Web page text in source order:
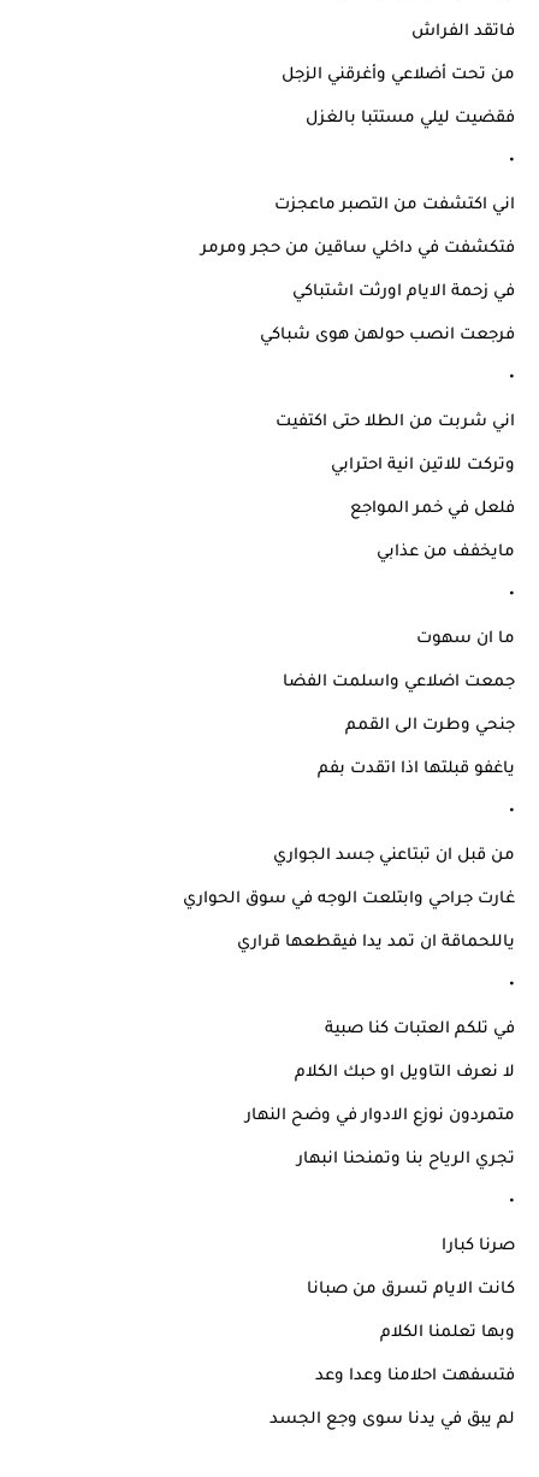
فاتقد الفراش
من تحت أضلاعي وأغرقني الزجل
فقضيت ليلي مستتبا بالغزل
•
اني اكتشفت من التصبر ماعجزت
فتكشفت في داخلي ساقين من حجر ومرمر
في زحمة الايام اورثت اشتباكي
فرجعت انصب حولهن هوى شباكي
•
اني شربت من الطلا حتى اكتفيت
وتركت للاتين انية احترابي
فلعل في خمر المواجع
مايخفف من عذابي
•
ما ان سهوت
جمعت اضلاعي واسلمت الفضا
جنحي وطرت الى القمم
ياغفو قبلتها اذا اتقدت بفم
•
من قبل ان تبتاعني جسد الجواري
غارت جراحي وابتلعت الوجه في سوق الحواري
ياللحماقة ان تمد يدا فيقطعها قراري
•
في تلكم العتبات كنا صبية
لا نعرف التاويل او حبك الكلام
متمردون نوزع الادوار في وضح النهار
تجري الرياح بنا وتمنحنا انبهار
•
صرنا كبارا
كانت الايام تسرق من صبانا
وبها تعلمنا الكلام
فتسفهت احلامنا وعدا وعد
لم يبق في يدنا سوى وجع الجسد